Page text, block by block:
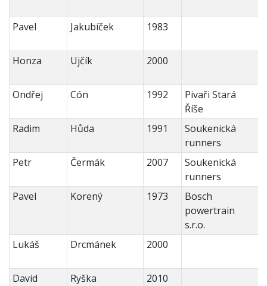
Pavel Jakubíček 1983
Honza Ujčík 2000
Ondřej Cón 1992
Pivaři Stará
Říše
Radim
Hůda 1991
Soukenická
runners
Petr
Čermák 2007
Soukenická
runners
Pavel
Korený 1973
Bosch
powertrain
s.r.o.
Lukáš
Drcmánek 2000
David Ryška 2010